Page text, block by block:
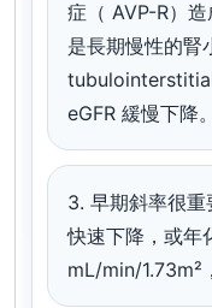
症（ AVP-R）
是長期慢性的腎
eGFR 緩慢下降。
3. 早期斜率很重
快速下降，或年
mL/min/1.73m²